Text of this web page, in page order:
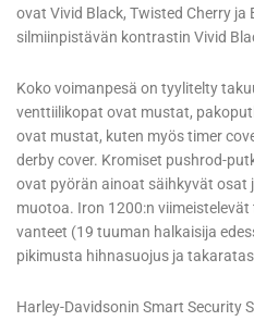
ovat Vivid Black, Twisted Cherry ja
silmiinpistävän kontrastin Vivid
Koko voimanpesä on tyylitelty
venttiilikopat ovat mustat,
ovat mustat, kuten myös timer
derby cover. Kromiset pushrod-
ovat pyörän ainoat säihkyvät osat
muotoa. Iron 1200:n
vanteet (19 tuuman halkaisija
pikimusta hihnasuojus ja
Harley-Davidsonin Smart Security